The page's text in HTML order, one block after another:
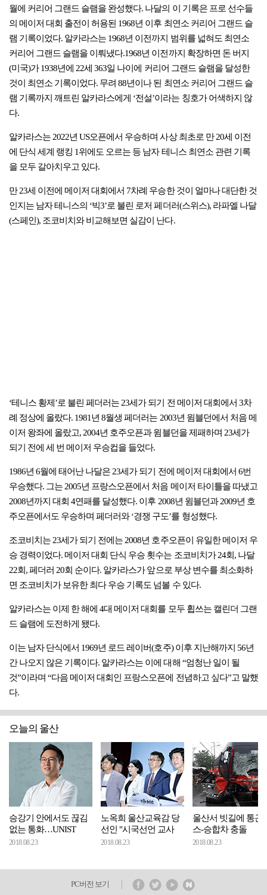
월에 커리어 그랜드 슬램을 완성했다. 나달의 이 기록은 프로 선수들
의 메이저 대회 출전이 허용된 1968년 이후 최연소 커리어 그랜드 슬
램 기록이었다. 알카라스는 1968년 이전까지 범위를 넓혀도 최연소
커리어 그랜드 슬램을 이뤄냈다.1968년 이전까지 확장하면 돈 버지
(미국)가 1938년에 22세 363일 나이에 커리어 그랜드 슬램을 달성한
것이 최연소 기록이었다. 무려 88년이나 된 최연소 커리어 그랜드 슬
램 기록까지 깨트린 알카라스에게 ‘전설’이라는 칭호가 어색하지 않
다.
알카라스는 2022년 US오픈에서 우승하며 사상 최초로 만 20세 이전
에 단식 세계 랭킹 1위에도 오르는 등 남자 테니스 최연소 관련 기록
을 모두 갈아치우고 있다.
만 23세 이전에 메이저 대회에서 7차례 우승한 것이 얼마나 대단한 것
인지는 남자 테니스의 ‘빅3’로 불린 로저 페더러(스위스), 라파엘 나달
(스페인), 조코비치와 비교해보면 실감이 난다.
‘테니스 황제’로 불린 페더러는 23세가 되기 전 메이저 대회에서 3차
례 정상에 올랐다. 1981년 8월생 페더러는 2003년 윔블던에서 처음 메
이저 왕좌에 올랐고, 2004년 호주오픈과 윔블던을 제패하며 23세가
되기 전에 세 번 메이저 우승컵을 들었다.
1986년 6월에 태어난 나달은 23세가 되기 전에 메이저 대회에서 6번
우승했다. 그는 2005년 프랑스오픈에서 처음 메이저 타이틀을 따냈고
2008년까지 대회 4연패를 달성했다. 이후 2008년 윔블던과 2009년 호
주오픈에서도 우승하며 페더러와 ‘경쟁 구도’를 형성했다.
조코비치는 23세가 되기 전에는 2008년 호주오픈이 유일한 메이저 우
승 경력이었다. 메이저 대회 단식 우승 횟수는 조코비치가 24회, 나달
22회, 페더러 20회 순이다. 알카라스가 앞으로 부상 변수를 최소화하
면 조코비치가 보유한 최다 우승 기록도 넘볼 수 있다.
알카라스는 이제 한 해에 4대 메이저 대회를 모두 휩쓰는 캘린더 그랜
드 슬램에 도전하게 됐다.
이는 남자 단식에서 1969년 로드 레이버(호주) 이후 지난해까지 56년
간 나오지 않은 기록이다. 알카라스는 이에 대해 “엄청난 일이 될
것”이라며 “다음 메이저 대회인 프랑스오픈에 전념하고 싶다”고 말했
다.
오늘의 울산
승강기 안에서도 끊김
없는 통화…UNIST
2018.08.23
노옥희 울산교육감 당
선인 "시국선언 교사
2018.08.23
울산서 빗길에 통근
스-승합차 충돌
2018.08.23
PC버전 보기